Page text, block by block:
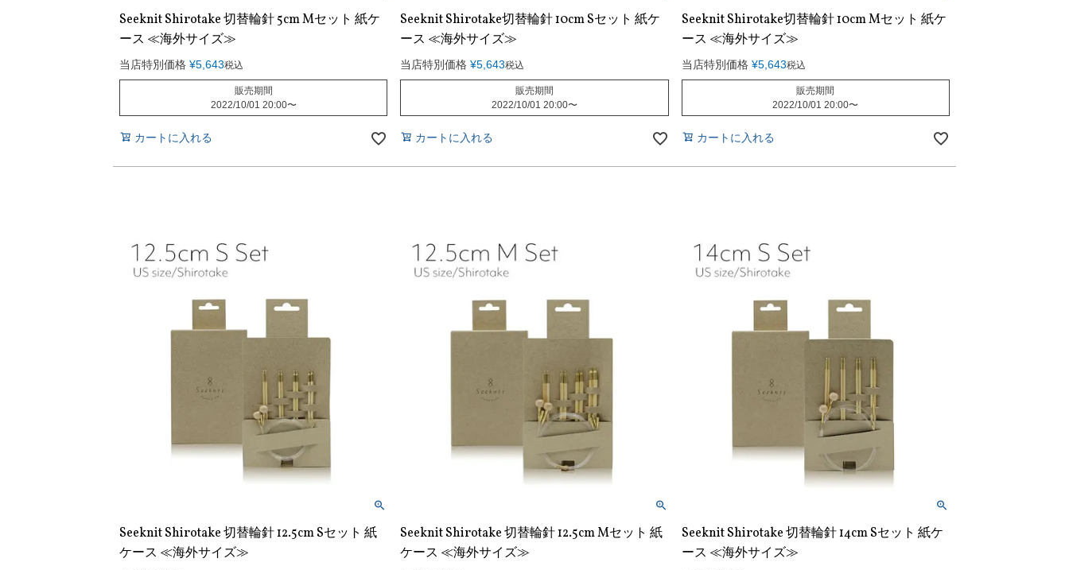
Seeknit Shirotake 切替輪針 5cm Mセット 紙ケ
ース ≪海外サイズ≫
当店特別価格 ¥5,643税込
販売期間
2022/10/01 20:00〜
カートに入れる
Seeknit Shirotake切替輪針 10cm Sセット 紙ケ
ース ≪海外サイズ≫
当店特別価格 ¥5,643税込
販売期間
2022/10/01 20:00〜
カートに入れる
Seeknit Shirotake切替輪針 10cm Mセット 紙ケ
ース ≪海外サイズ≫
当店特別価格 ¥5,643税込
販売期間
2022/10/01 20:00〜
カートに入れる
Seeknit Shirotake 切替輪針 12.5cm Sセット 紙
ケース ≪海外サイズ≫
Seeknit Shirotake 切替輪針 12.5cm Mセット 紙
ケース ≪海外サイズ≫
Seeknit Shirotake 切替輪針 14cm Sセット 紙ケ
ース ≪海外サイズ≫